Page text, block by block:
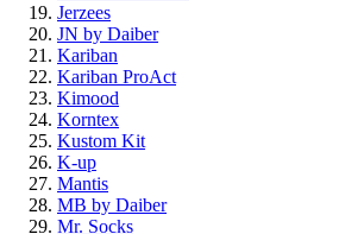
Jerzees
JN by Daiber
Kariban
Kariban ProAct
Kimood
Korntex
Kustom Kit
K-up
Mantis
MB by Daiber
Mr. Socks